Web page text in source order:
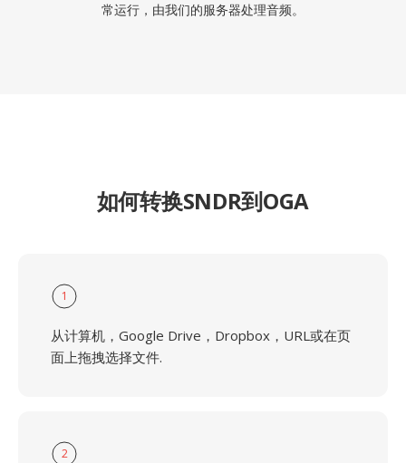
常运行，由我们的服务器处理音频。
如何转换SNDR到OGA
1
从计算机，Google Drive，Dropbox，URL或在页
面上拖拽选择文件.
2